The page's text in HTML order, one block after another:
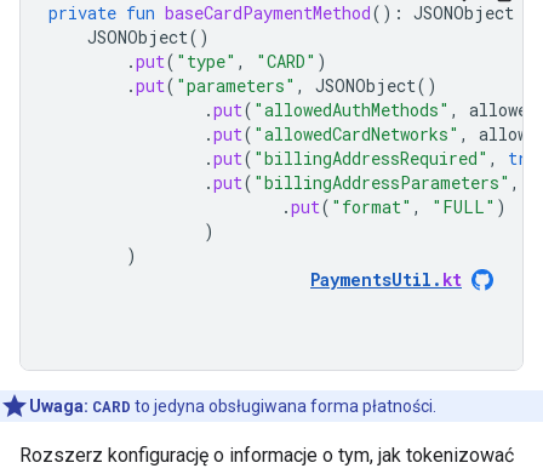
private fun baseCardPaymentMethod(): JSONObject
JSONObject()
.put( "type" , "CARD" )
.put( "parameters" , JSONObject()
.put( "allowedAuthMethods" ,
.put( "allowedCardNetworks" ,
.put( "billingAddressRequired" ,
.put( "billingAddressParameters" ,
.put( "format" , "FULL" )
)
)
PaymentsUtil . kt
Uwaga: CARD to jedyna obsługiwana forma płatności.
Rozszerz konfigurację o informacje o tym, jak tokenizować